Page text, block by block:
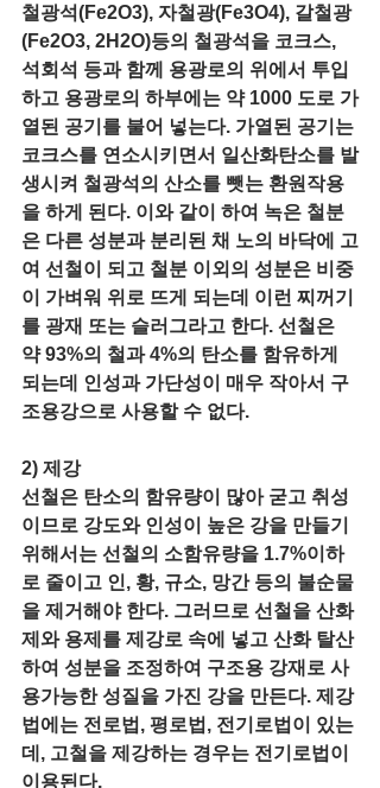
철광석(Fe2O3), 자철광(Fe3O4), 갈철광
(Fe2O3, 2H2O)등의 철광석을 코크스,
석회석 등과 함께 용광로의 위에서 투입
하고 용광로의 하부에는 약 1000 도로 가
열된 공기를 불어 넣는다. 가열된 공기는
코크스를 연소시키면서 일산화탄소를 발
생시켜 철광석의 산소를 뺏는 환원작용
을 하게 된다. 이와 같이 하여 녹은 철분
은 다른 성분과 분리된 채 노의 바닥에 고
여 선철이 되고 철분 이외의 성분은 비중
이 가벼워 위로 뜨게 되는데 이런 찌꺼기
를 광재 또는 슬러그라고 한다. 선철은
약 93%의 철과 4%의 탄소를 함유하게
되는데 인성과 가단성이 매우 작아서 구
조용강으로 사용할 수 없다.
2) 제강
선철은 탄소의 함유량이 많아 굳고 취성
이므로 강도와 인성이 높은 강을 만들기
위해서는 선철의 소함유량을 1.7%이하
로 줄이고 인, 황, 규소, 망간 등의 불순물
을 제거해야 한다. 그러므로 선철을 산화
제와 용제를 제강로 속에 넣고 산화 탈산
하여 성분을 조정하여 구조용 강재로 사
용가능한 성질을 가진 강을 만든다. 제강
법에는 전로법, 평로법, 전기로법이 있는
데, 고철을 제강하는 경우는 전기로법이
이용된다.